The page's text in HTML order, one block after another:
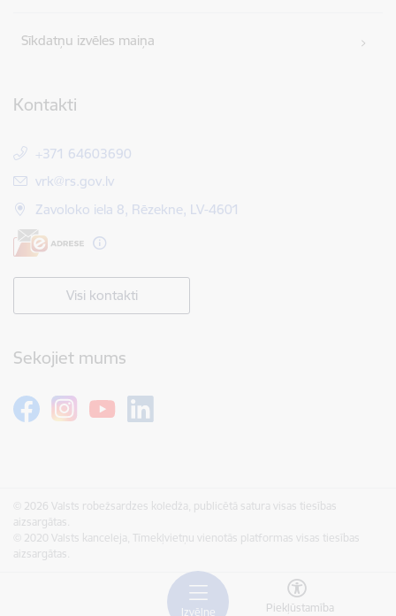
Izvēlne Piekļūstamība
Sīkdatņu izvēles maiņa
Kontakti
+371 64603690
E-pasts:
vrk@rs.gov.lv
Zavoloko iela 8, Rēzekne, LV-4601
Visi kontakti
Sekojiet mums
© 2026 Valsts robežsardzes koledža, publicētā satura visas tiesības
aizsargātas.
© 2020 Valsts kanceleja, Tīmekļvietņu vienotās platformas visas tiesības
aizsargātas.